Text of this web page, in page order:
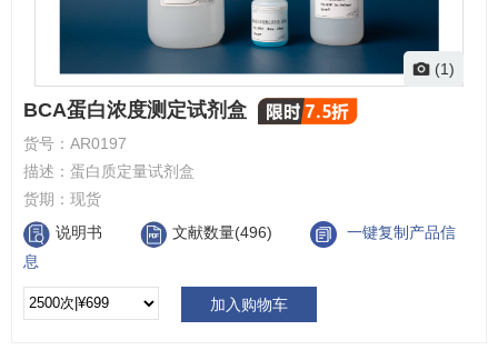
(1)
BCA蛋白浓度测定试剂盒
货号： AR0197
描述： 蛋白质定量试剂盒
货期： 现货
说明书
文献数量(496)
一键复制产品信
息
加入购物车